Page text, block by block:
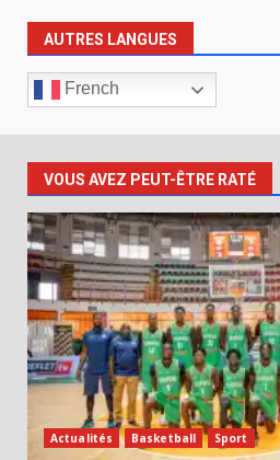
AUTRES LANGUES
French
VOUS AVEZ PEUT-ÊTRE RATÉ
Actualités Basketball Sport